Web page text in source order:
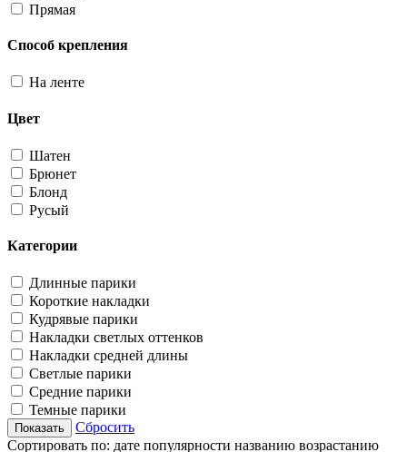
Прямая
Способ крепления
На ленте
Цвет
Шатен
Брюнет
Блонд
Русый
Категории
Длинные парики
Короткие накладки
Кудрявые парики
Накладки светлых оттенков
Накладки средней длины
Светлые парики
Средние парики
Темные парики
Сбросить
Сортировать по: дате популярности названию возрастанию